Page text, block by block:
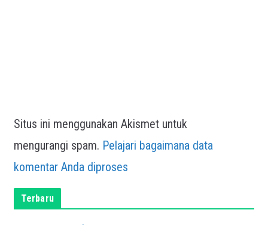
Situs ini menggunakan Akismet untuk
mengurangi spam. Pelajari bagaimana data
komentar Anda diproses
Terbaru